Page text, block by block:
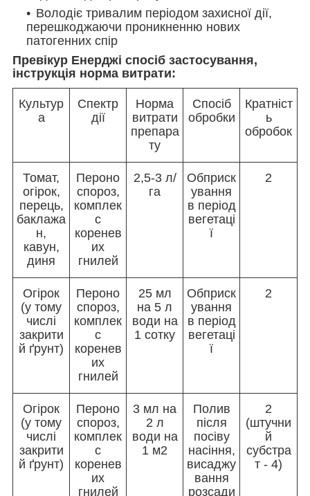
Володіє тривалим періодом захисної дії,
перешкоджаючи проникненню нових
патогенних спір
Превікур Енерджі спосіб застосування,
інструкція норма витрати:
Культур
а
Спектр
дії
Норма
витрати
препара
ту
Спосіб
обробки
Кратніст
ь
обробок
Томат,
огірок,
перець,
баклажа
н,
кавун,
диня
Пероно
спороз,
комплек
с
коренев
их
гнилей
2,5-3 л/
га
Обприск
ування
в період
вегетаці
ї
2
Огірок
(у тому
числі
закрити
й ґрунт)
Пероно
спороз,
комплек
с
коренев
их
гнилей
25 мл
на 5 л
води на
1 сотку
Обприск
ування
в період
вегетаці
ї
2
Огірок
(у тому
числі
закрити
й ґрунт)
Пероно
спороз,
комплек
с
коренев
их
гнилей
3 мл на
2 л
води на
1 м2
Полив
після
посіву
насіння,
висаджу
вання
розсади
2
(штучни
й
субстра
т - 4)